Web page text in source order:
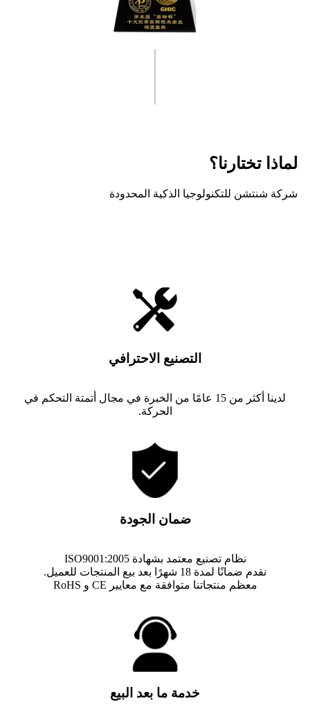
لماذا تختارنا؟
شركة شنتشن للتكنولوجيا الذكية المحدودة
التصنيع الاحترافي
لدينا أكثر من 15 عامًا من الخبرة في مجال أتمتة التحكم في
الحركة.
ضمان الجودة
نظام تصنيع معتمد بشهادة ISO9001:2005
نقدم ضمانًا لمدة 18 شهرًا بعد بيع المنتجات للعميل.
معظم منتجاتنا متوافقة مع معايير CE و RoHS
خدمة ما بعد البيع